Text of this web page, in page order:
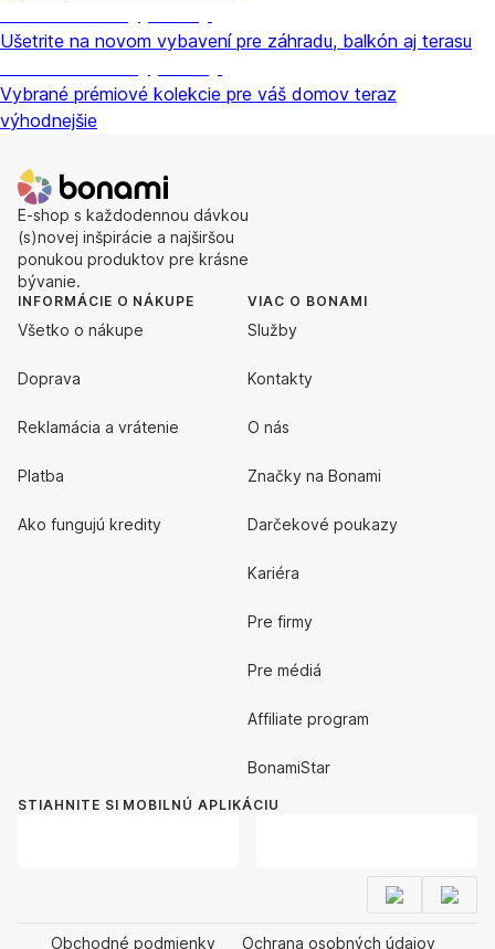
Ušetrite na novom vybavení pre záhradu, balkón aj terasu
Vybrané prémiové kolekcie pre váš domov teraz
výhodnejšie
E-shop s každodennou dávkou
(s)novej inšpirácie a najširšou
ponukou produktov pre krásne
bývanie.
INFORMÁCIE O NÁKUPE
Všetko o nákupe
Doprava
Reklamácia a vrátenie
Platba
Ako fungujú kredity
VIAC O BONAMI
Služby
Kontakty
O nás
Značky na Bonami
Darčekové poukazy
Kariéra
Pre firmy
Pre médiá
Affiliate program
BonamiStar
STIAHNITE SI MOBILNÚ APLIKÁCIU
Obchodné podmienky Ochrana osobných údajov